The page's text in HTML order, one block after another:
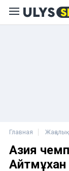
Главная
Азия